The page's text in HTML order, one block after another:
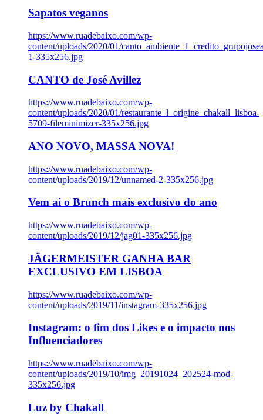
Sapatos veganos
https://www.ruadebaixo.com/wp-
content/uploads/2020/01/
1-335x256.jpg
CANTO de José Avillez
https://www.ruadebaixo.com/wp-
content/uploads/2020/01/restaurante_l_origine_chakall_lisboa-
5709-fileminimizer-335x256.jpg
ANO NOVO, MASSA NOVA!
https://www.ruadebaixo.com/wp-
content/uploads/2019/12/unnamed-2-335x256.jpg
Vem ai o Brunch mais exclusivo do ano
https://www.ruadebaixo.com/wp-
content/uploads/2019/12/jag01-335x256.jpg
JÄGERMEISTER GANHA BAR
EXCLUSIVO EM LISBOA
https://www.ruadebaixo.com/wp-
content/uploads/2019/11/instagram-335x256.jpg
Instagram: o fim dos Likes e o impacto nos
Influenciadores
https://www.ruadebaixo.com/wp-
content/uploads/2019/10/img_20191024_202524-mod-
335x256.jpg
Luz by Chakall